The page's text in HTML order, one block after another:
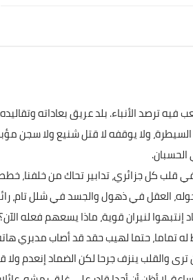
ترصد الأنباء. بلد عريق بعاداته
السيطرة، ولا يوقفه لا قتل شنيع ولا سجن
قلب كل جزائري، تدابير تحاك من خلفنا،
العقل في ذهول والجسد في شلل تام،
لنيران قوية، ماذا يسعهم فعله
تماما، حتما لهيب حقد قد أصاب مدبري
ترى والقلب ينزف جرحا لكن الضماد إنعدم ولا
27 مارس 2023
24 مارس 2023
20 مارس 2023
20 مارس 2023
20 مارس 2023